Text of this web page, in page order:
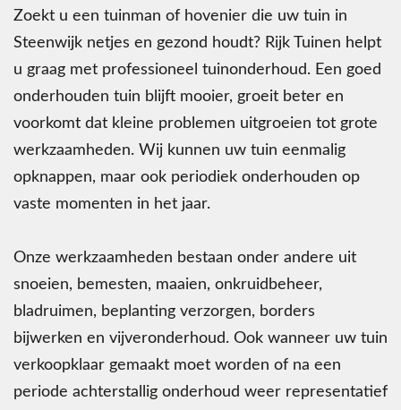
Zoekt u een tuinman of hovenier die uw tuin in
Steenwijk netjes en gezond houdt? Rijk Tuinen helpt
u graag met professioneel tuinonderhoud. Een goed
onderhouden tuin blijft mooier, groeit beter en
voorkomt dat kleine problemen uitgroeien tot grote
werkzaamheden. Wij kunnen uw tuin eenmalig
opknappen, maar ook periodiek onderhouden op
vaste momenten in het jaar.
Onze werkzaamheden bestaan onder andere uit
snoeien, bemesten, maaien, onkruidbeheer,
bladruimen, beplanting verzorgen, borders
bijwerken en vijveronderhoud. Ook wanneer uw tuin
verkoopklaar gemaakt moet worden of na een
periode achterstallig onderhoud weer representatief